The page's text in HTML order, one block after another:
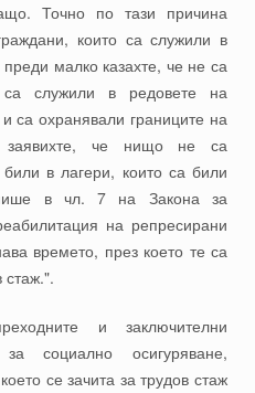
Точно по тази причина
които са служили в
малко казахте, че не са
служили в редовете на
са охранявали границите на
заявихте, че нищо не са
в лагери, които са били
в чл. 7 на Закона за
на репресирани
времето, през което те са
стаж.".
и заключителни
социално осигуряване,
се зачита за трудов стаж